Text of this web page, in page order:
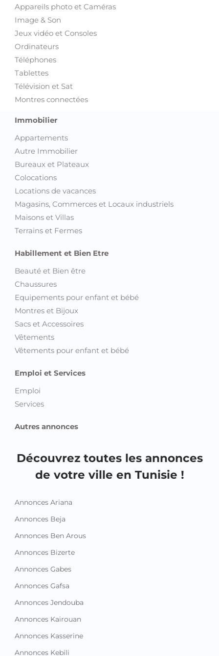
Appareils photo et Caméras
Image & Son
Jeux vidéo et Consoles
Ordinateurs
Téléphones
Tablettes
Télévision et Sat
Montres connectées
Immobilier
Appartements
Autre Immobilier
Bureaux et Plateaux
Colocations
Locations de vacances
Magasins, Commerces et Locaux industriels
Maisons et Villas
Terrains et Fermes
Habillement et Bien Etre
Beauté et Bien être
Chaussures
Equipements pour enfant et bébé
Montres et Bijoux
Sacs et Accessoires
Vêtements
Vêtements pour enfant et bébé
Emploi et Services
Emploi
Services
Autres annonces
Découvrez toutes les annonces
de votre ville en Tunisie !
Annonces Ariana
Annonces Beja
Annonces Ben Arous
Annonces Bizerte
Annonces Gabes
Annonces Gafsa
Annonces Jendouba
Annonces Kairouan
Annonces Kasserine
Annonces Kebili